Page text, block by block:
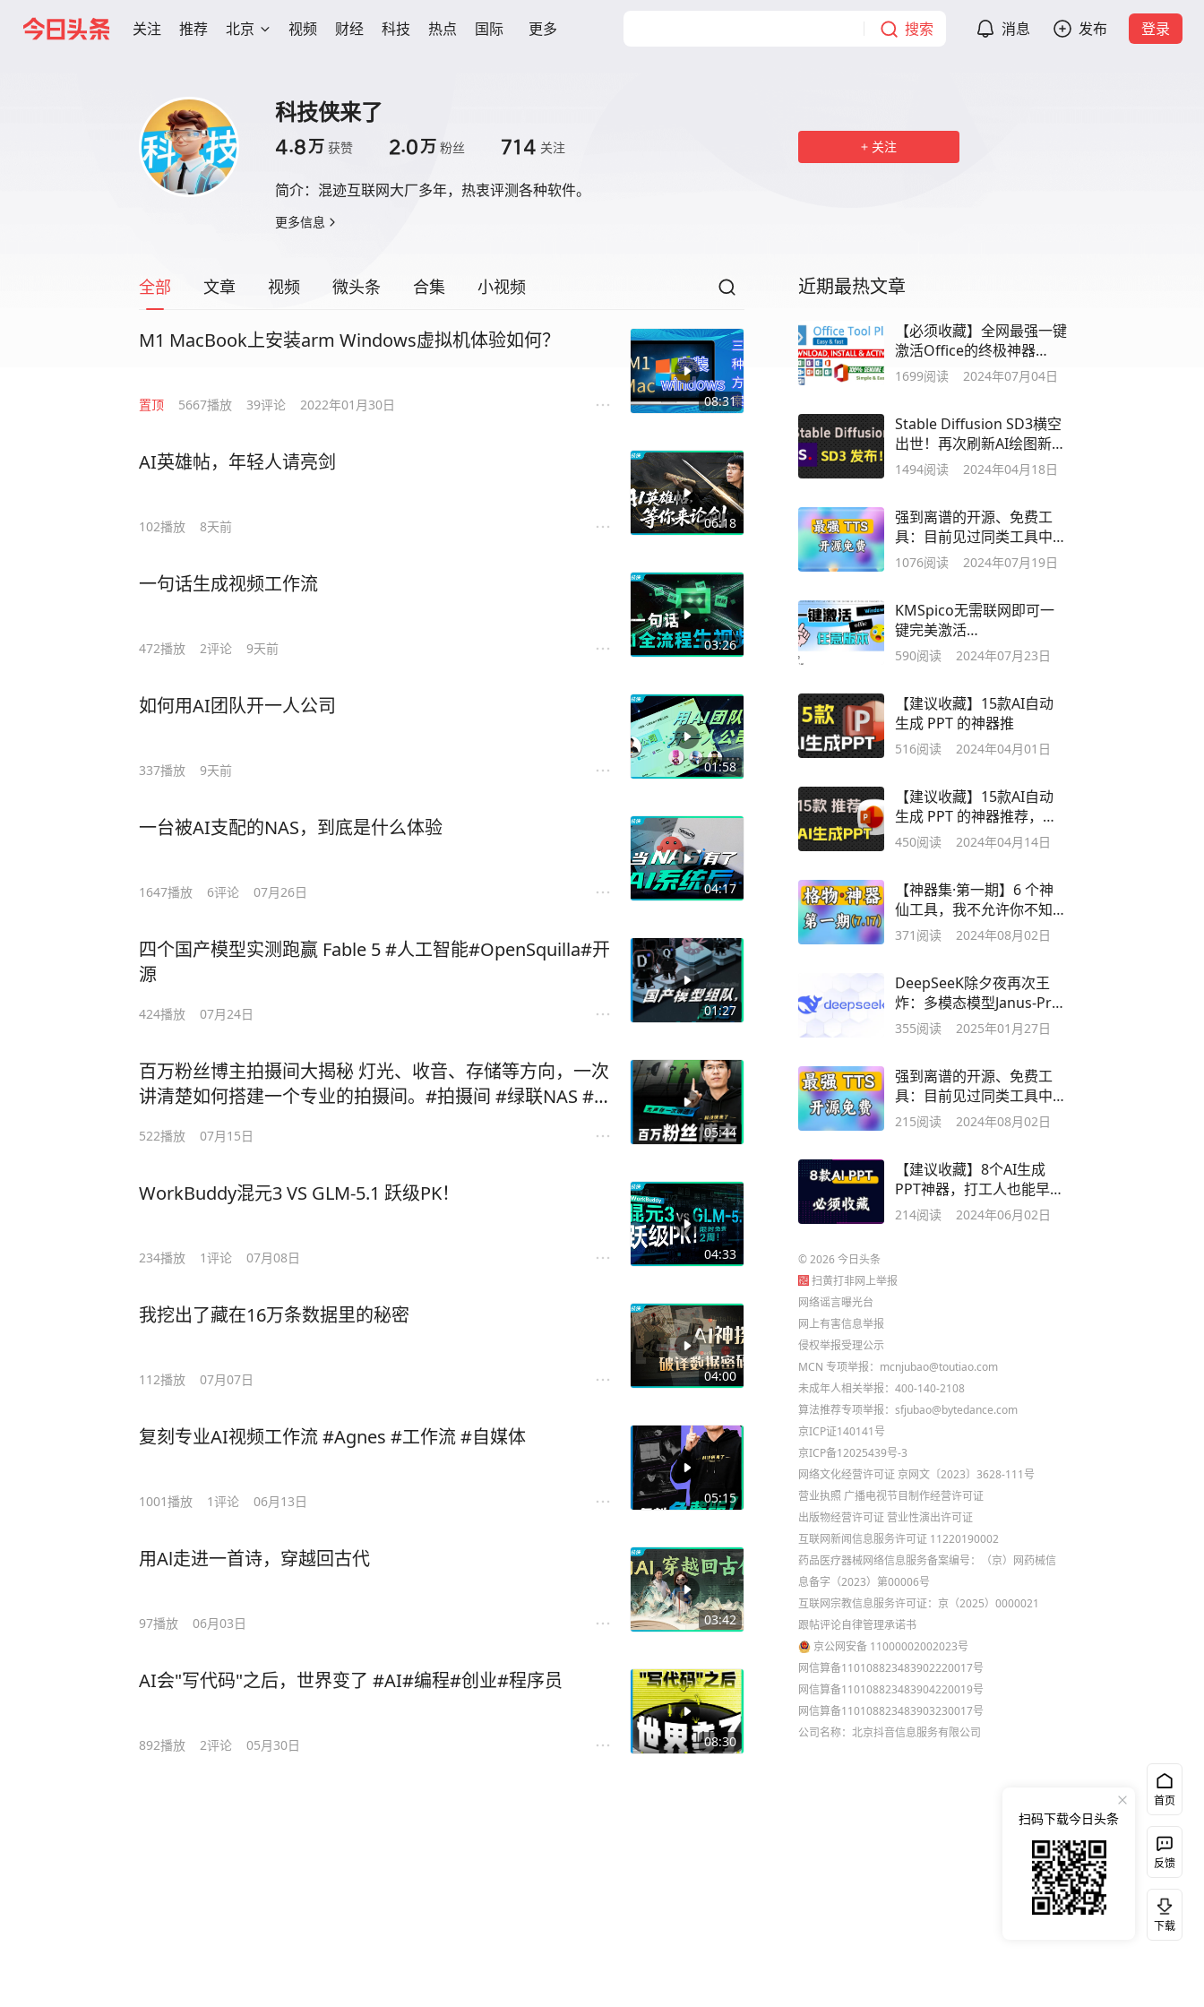
关注 推荐 北京 视频 财经 科技 热点 国际 更多 搜索 消息 发布 登录
科技侠来了
4.8万 获赞 2.0万 粉丝 714 关注
简介： 混迹互联网大厂多年，热衷评测各种软件。
更多信息
关注
全部 文章 视频 微头条 合集 小视频
08:31
M1 MacBook上安装arm Windows虚拟机体验如何？
置顶 5667播放 39评论 2022年01月30日
06:18
AI英雄帖，年轻人请亮剑
102播放 8天前
03:26
一句话生成视频工作流
472播放 2评论 9天前
01:58
如何用AI团队开一人公司
337播放 9天前
04:17
一台被AI支配的NAS，到底是什么体验
1647播放 6评论 07月26日
01:27
四个国产模型实测跑赢 Fable 5 #人工智能#OpenSquilla#开
源
424播放 07月24日
05:44
百万粉丝博主拍摄间大揭秘 灯光、收音、存储等方向，一次
讲清楚如何搭建一个专业的拍摄间。#拍摄间 #绿联NAS #神
522播放 07月15日
04:33
WorkBuddy混元3 VS GLM-5.1 跃级PK！
234播放 1评论 07月08日
04:00
我挖出了藏在16万条数据里的秘密
112播放 07月07日
05:15
复刻专业AI视频工作流 #Agnes #工作流 #自媒体
1001播放 1评论 06月13日
03:42
用Al走进一首诗，穿越回古代
97播放 06月03日
08:30
AI会"写代码"之后，世界变了 #AI#编程#创业#程序员
892播放 2评论 05月30日
近期最热文章
【必须收藏】全网最强一键
激活Office的终极神器
Office Tool Plus
1699阅读 2024年07月04日
Stable Diffusion SD3横空
出世！再次刷新AI绘图新高
度
1494阅读 2024年04月18日
强到离谱的开源、免费工
具：目前见过同类工具中最
强的存在
1076阅读 2024年07月19日
KMSpico无需联网即可一
键完美激活
Windows/Office所有版本
590阅读 2024年07月23日
【建议收藏】15款AI自动
生成 PPT 的神器推
516阅读 2024年04月01日
【建议收藏】15款AI自动
生成 PPT 的神器推荐，做
PPT 再也不难
450阅读 2024年04月14日
【神器集·第一期】6 个神
仙工具，我不允许你不知
道
371 阅读 2024年08月02日
DeepSeeK除夕夜再次王
炸：多模态模型Janus-Pro
开源
355阅读 2025年01月27日
强到离谱的开源、免费工
具：目前见过同类工具中
最强的存在
215阅读 2024年08月02日
【建议收藏】8个AI生成
PPT神器，打工人也能早早
下班了
214阅读 2024年06月02日
©2026今日头条
扫黄打非网上举报
网络谣言曝光台
网上有害信息举报
侵权举报受理公示
MCN 专项举报：mcnjubao@toutiao.com
未成年人相关举报：400-140-2108
算法推荐专项举报：sfjubao@bytedance.com
京ICP证140141号
京ICP备12025439号-3
网络文化经营许可证 京网文〔2023〕3628-111号
营业执照 广播电视节目制作经营许可证
出版物经营许可证 营业性演出许可证
互联网新闻信息服务许可证 11220190002
药品医疗器械网络信息服务备案编号：（京）网药械信
息备字（2023）第00006号
互联网宗教信息服务许可证：京（2025）0000021
跟帖评论自律管理承诺书
京公网安备 11000002002023号
网信算备110108823483902220017号
网信算备110108823483904220019号
网信算备110108823483903230017号
公司名称：北京抖音信息服务有限公司
首页
反馈
下载
扫码下载今日头条